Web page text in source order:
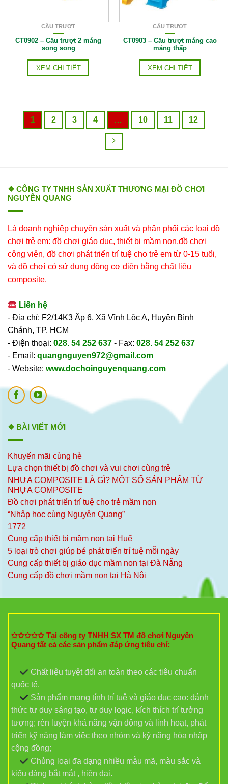
CẦU TRƯỢT
CT0902 – Cầu trượt 2 máng
song song
XEM CHI TIẾT
CẦU TRƯỢT
CT0903 – Cầu trượt máng cao
máng thấp
XEM CHI TIẾT
1 2 3 4 … 10 11 12
❖ CÔNG TY TNHH SẢN XUẤT THƯƠNG MẠI ĐỒ CHƠI
NGUYÊN QUANG
Là doanh nghiệp chuyên sản xuất và phân phối các loại đồ
chơi trẻ em: đồ chơi giáo dục, thiết bị mầm non,đồ chơi
công viên, đồ chơi phát triển trí tuệ cho trẻ em từ 0-15 tuổi,
và đồ chơi có sử dụng động cơ điện bằng chất liệu
composite.
Liên hệ
- Địa chỉ: F2/14K3 Ấp 6, Xã Vĩnh Lộc A, Huyện Bình
Chánh, TP. HCM
- Điện thoại: 028. 54 252 637 - Fax: 028. 54 252 637
- Email: quangnguyen972@gmail.com
- Website: www.dochoinguyenquang.com
❖ BÀI VIẾT MỚI
Khuyến mãi cùng hè
Lựa chọn thiết bị đồ chơi và vui chơi cùng trẻ
NHỰA COMPOSITE LÀ GÌ? MỘT SỐ SẢN PHẨM TỪ
NHỰA COMPOSITE
Đồ chơi phát triển trí tuệ cho trẻ mầm non
“Nhập học cùng Nguyên Quang”
1772
Cung cấp thiết bị mầm non tại Huế
5 loại trò chơi giúp bé phát triển trí tuệ mỗi ngày
Cung cấp thiết bị giáo dục mầm non tại Đà Nẵng
Cung cấp đồ chơi mầm non tại Hà Nội
✩✩✩✩✩ Tại công ty TNHH SX TM đồ chơi Nguyên
Quang tất cả các sản phẩm đáp ứng tiêu chí:
Chất liệu tuyệt đối an toàn theo các tiêu chuẩn
quốc tế.
Sản phẩm mang tính trí tuệ và giáo dục cao: đánh
thức tư duy sáng tạo, tư duy logic, kích thích trí tưởng
tượng; rèn luyện khả năng vận động và linh hoạt, phát
triển kỹ năng làm việc theo nhóm và kỹ năng hòa nhập
cộng đồng;
Chủng loại đa dạng nhiều mẫu mã, màu sắc và
kiểu dáng bắt mắt , hiện đại.